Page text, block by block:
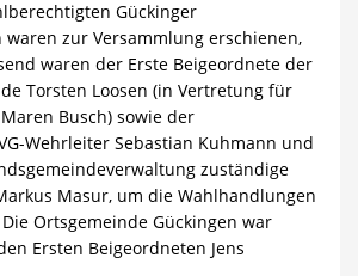
Gückinger
waren zur Versammlung erschienen,
waren der Erste Beigeordnete der
Torsten Loosen (in Vertretung für
Busch) sowie der
Wehrleiter Sebastian Kuhmann und
zuständige
Masur, um die Wahlhandlungen
Ortsgemeinde Gückingen war
Ersten Beigeordneten Jens